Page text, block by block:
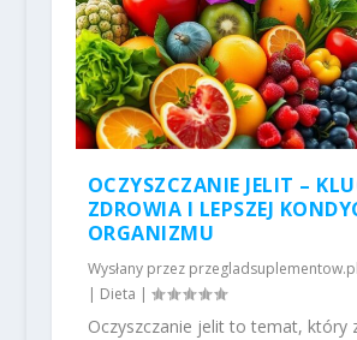
OCZYSZCZANIE JELIT –
ZDROWIA I LEPSZEJ
ORGANIZMU
Wysłany przez przegladsuplementow.pl
| Dieta |
Oczyszczanie jelit to temat, który